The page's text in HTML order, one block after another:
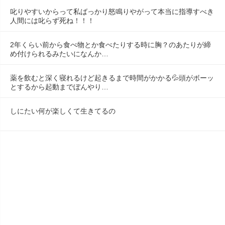
叱りやすいからって私ばっかり怒鳴りやがって本当に指導すべき
人間には叱らず死ね！！！
2年くらい前から食べ物とか食べたりする時に胸？のあたりが締
め付けられるみたいになんか…
薬を飲むと深く寝れるけど起きるまで時間がかかる💦頭がボーッ
とするから起動までぼんやり…
しにたい何が楽しくて生きてるの